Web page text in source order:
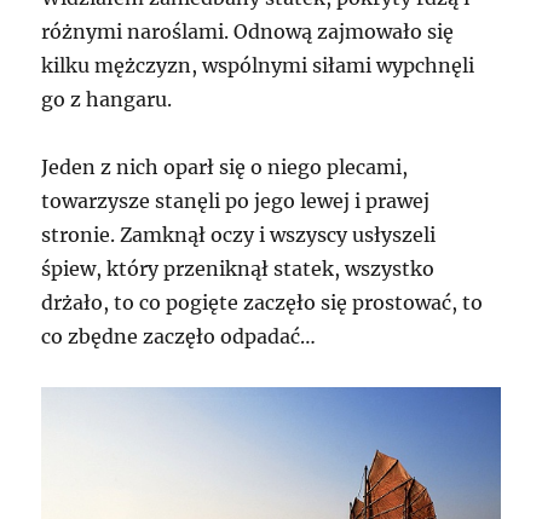
różnymi naroślami. Odnową zajmowało się
kilku mężczyzn, wspólnymi siłami wypchnęli
go z hangaru.
Jeden z nich oparł się o niego plecami,
towarzysze stanęli po jego lewej i prawej
stronie. Zamknął oczy i wszyscy usłyszeli
śpiew, który przeniknął statek, wszystko
drżało, to co pogięte zaczęło się prostować, to
co zbędne zaczęło odpadać…